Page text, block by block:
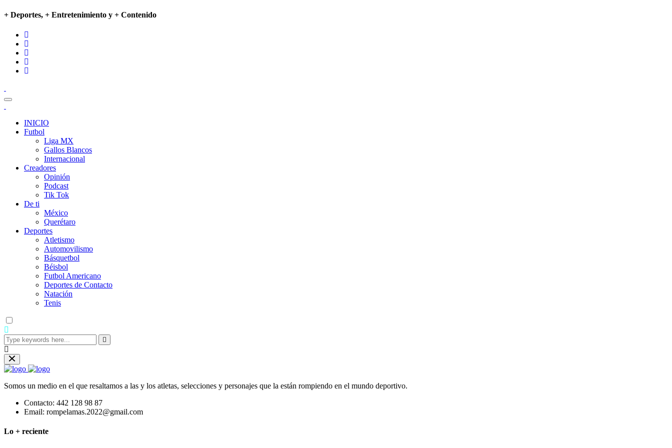
+ Deportes, + Entretenimiento y + Contenido
INICIO
Futbol
Liga MX
Gallos Blancos
Internacional
Creadores
Opinión
Podcast
Tik Tok
De ti
México
Querétaro
Deportes
Atletismo
Automovilismo
Básquetbol
Béisbol
Futbol Americano
Deportes de Contacto
Natación
Tenis
Somos un medio en el que resaltamos a las y los atletas, selecciones y personajes que la están rompiendo en el mundo deportivo.
Contacto: 442 128 98 87
Email: rompelamas.2022@gmail.com
Lo + reciente